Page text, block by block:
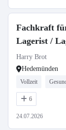
Fachkraft
Lagerist /
Harry Brot
Hedemünden
Vollzeit
6
24.07.2026